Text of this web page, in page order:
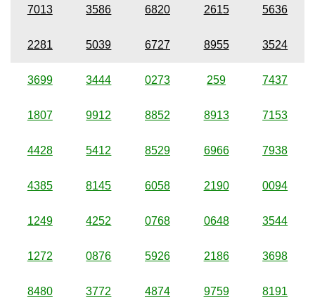
7013 3586 6820 2615 5636
2281 5039 6727 8955 3524
3699 3444 0273 259 7437
1807 9912 8852 8913 7153
4428 5412 8529 6966 7938
4385 8145 6058 2190 0094
1249 4252 0768 0648 3544
1272 0876 5926 2186 3698
8480 3772 4874 9759 8191